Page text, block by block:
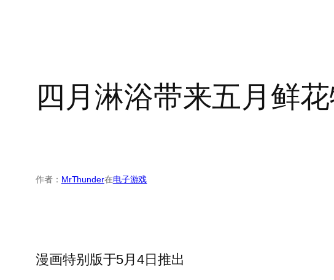
四月淋浴带来五月鲜
作者： MrThunder在电子游戏
漫画特别版于5月4日推出